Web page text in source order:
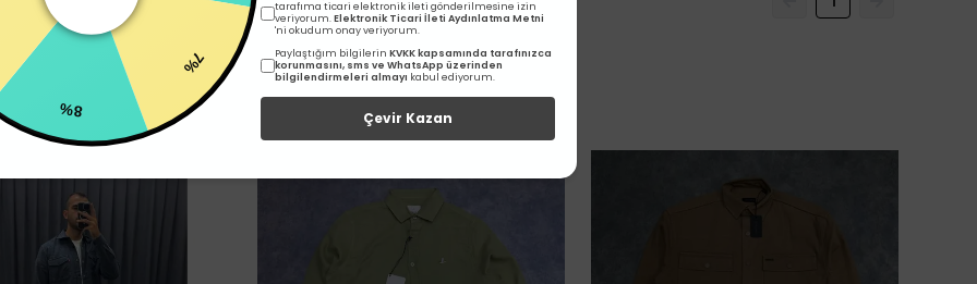
İlgili Ürünler
tarafıma ticari elektronik ileti gönderilmesine izin
veriyorum.Elektronik Ticari İleti Aydınlatma Metni
'ni okudum onay veriyorum.
Paylaştığım bilgilerin KVKK kapsamında tarafınızca
korunmasını, sms ve WhatsApp üzerinden
bilgilendirmeleri almayı kabul ediyorum.
Çevir Kazan